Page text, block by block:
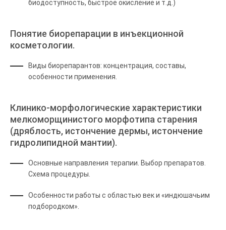
биодоступность, быстрое окисление и т.д.)
Понятие биорепарации в инъекционной
косметологии.
Виды биорепарантов: концентрация, составы,
особенности применения.
Клинико-морфологические характеристики
мелкоморщинистого морфотипа старения
(дряблость, истончение дермы, истончение
гидролипидной мантии).
Основные направления терапии. Выбор препаратов.
Схема процедуры.
Особенности работы с областью век и «индюшачьим
подбородком».